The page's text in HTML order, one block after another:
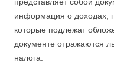
информация о доходах,
которые подлежат
документе отражаются
налога.